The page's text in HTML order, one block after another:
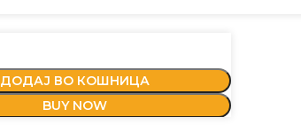
ДОДАЈ ВО КОШНИЦА
BUY NOW